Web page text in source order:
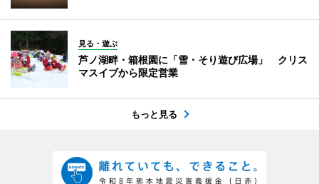
見る・遊ぶ
芦ノ湖畔・箱根園に「雪・そり遊び広場」 クリス
マスイブから限定営業
もっと見る